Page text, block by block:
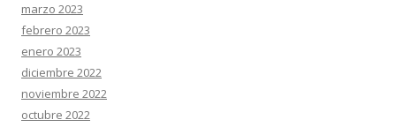
marzo 2023
febrero 2023
enero 2023
diciembre 2022
noviembre 2022
octubre 2022